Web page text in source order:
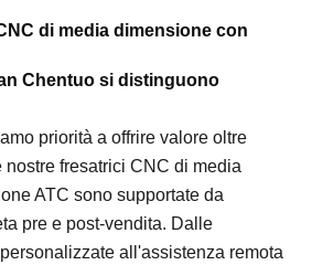
di media dimensione con
Chentuo si distinguono
priorità a offrire valore oltre
nostre fresatrici CNC di media
ATC sono supportate da
pre e post-vendita. Dalle
all'assistenza remota